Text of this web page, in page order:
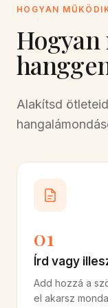
HOGYAN
Hogyan
Alakítsd
01
Írd vagy
Add hozzá a
el akarsz